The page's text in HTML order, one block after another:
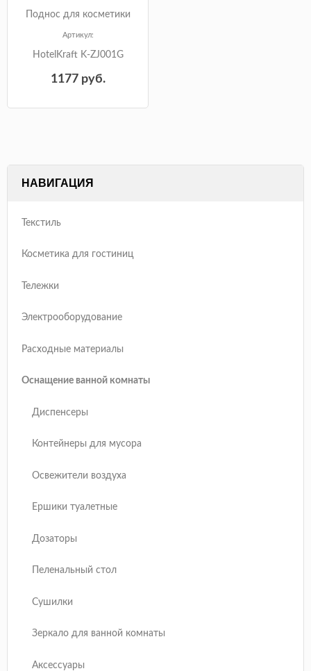
Поднос для косметики
Артикул:
HotelKraft K-ZJ001G
1177руб.
НАВИГАЦИЯ
Текстиль
Косметика для гостиниц
Тележки
Электрооборудование
Расходные материалы
Оснащение ванной комнаты
Диспенсеры
Контейнеры для мусора
Освежители воздуха
Ершики туалетные
Дозаторы
Пеленальный стол
Сушилки
Зеркало для ванной комнаты
Аксессуары